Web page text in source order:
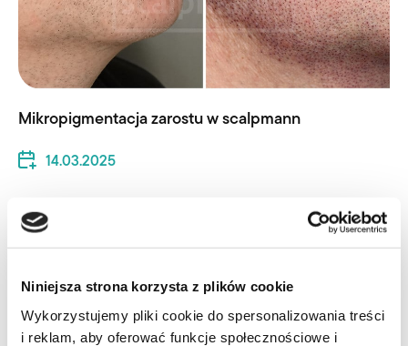
Niniejsza strona korzysta z plików cookie
Wykorzystujemy pliki cookie do spersonalizowania treści
i reklam, aby oferować funkcje społecznościowe i
Mikropigmentacja zarostu w scalpmann
14.03.2025
Czytaj całość